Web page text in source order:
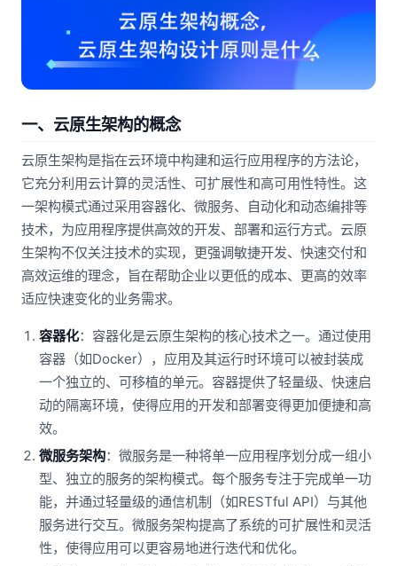
一、云原生架构的概念
云原生架构是指在云环境中构建和运行应用程序的方法论，
它充分利用云计算的灵活性、可扩展性和高可用性特性。这
一架构模式通过采用容器化、微服务、自动化和动态编排等
技术，为应用程序提供高效的开发、部署和运行方式。云原
生架构不仅关注技术的实现，更强调敏捷开发、快速交付和
高效运维的理念，旨在帮助企业以更低的成本、更高的效率
适应快速变化的业务需求。
容器化：容器化是云原生架构的核心技术之一。通过使用
容器（如Docker），应用及其运行时环境可以被封装成
一个独立的、可移植的单元。容器提供了轻量级、快速启
动的隔离环境，使得应用的开发和部署变得更加便捷和高
效。
微服务架构：微服务是一种将单一应用程序划分成一组小
型、独立的服务的架构模式。每个服务专注于完成单一功
能，并通过轻量级的通信机制（如RESTful API）与其他
服务进行交互。微服务架构提高了系统的可扩展性和灵活
性，使得应用可以更容易地进行迭代和优化。